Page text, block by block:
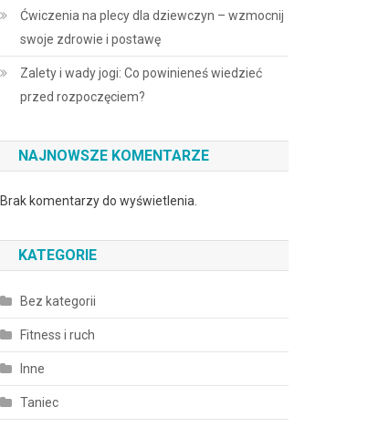
Ćwiczenia na plecy dla dziewczyn – wzmocnij
swoje zdrowie i postawę
Zalety i wady jogi: Co powinieneś wiedzieć
przed rozpoczęciem?
NAJNOWSZE KOMENTARZE
Brak komentarzy do wyświetlenia.
KATEGORIE
Bez kategorii
Fitness i ruch
Inne
Taniec